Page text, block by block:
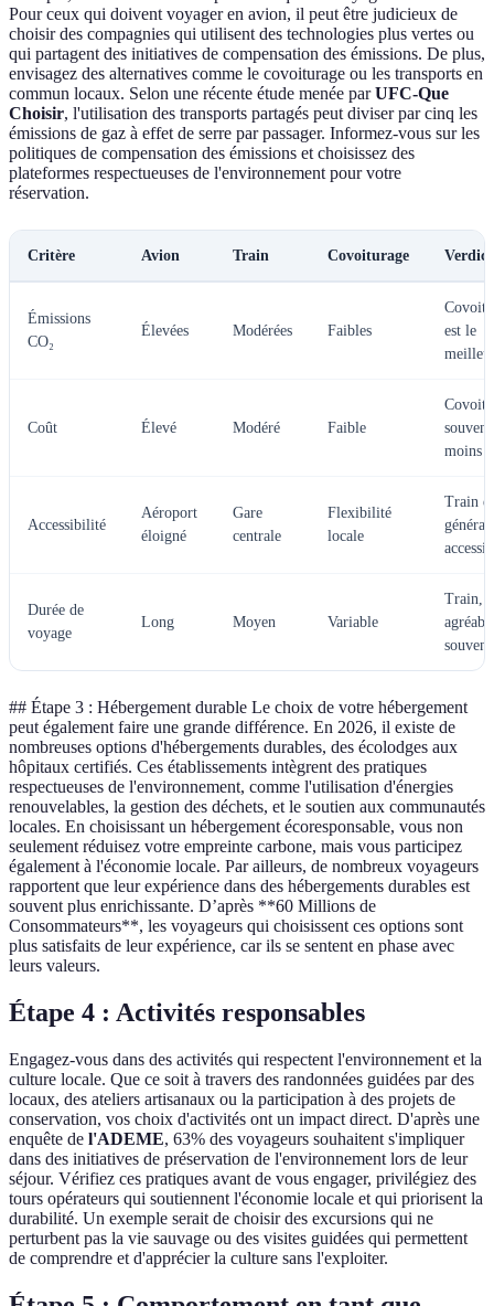
Pour ceux qui doivent voyager en avion, il peut être judicieux de
choisir des compagnies qui utilisent des technologies plus vertes ou
qui partagent des initiatives de compensation des émissions. De plus,
envisagez des alternatives comme le covoiturage ou les transports en
commun locaux. Selon une récente étude menée parUFC-Que
Choisir, l'utilisation des transports partagés peut diviser par cinq les
émissions de gaz à effet de serre par passager. Informez-vous sur les
politiques de compensation des émissions et choisissez des
plateformes respectueuses de l'environnement pour votre
réservation.
Critère Avion Train Covoiturage Verdict
Émissions
CO₂
Élevées Modérées Faibles
est le
Coût Élevé Modéré Faible
souvent
moins
Accessibilité
Aéroport
éloigné
Gare
centrale
Flexibilité
locale
Train
Durée de
voyage
Long Moyen Variable
Train,
souvent
## Étape 3 : Hébergement durable Le choix de votre hébergement
peut également faire une grande différence. En 2026, il existe de
nombreuses options d'hébergements durables, des écolodges aux
hôpitaux certifiés. Ces établissements intègrent des pratiques
respectueuses de l'environnement, comme l'utilisation d'énergies
renouvelables, la gestion des déchets, et le soutien aux communautés
locales. En choisissant un hébergement écoresponsable, vous non
seulement réduisez votre empreinte carbone, mais vous participez
également à l'économie locale. Par ailleurs, de nombreux voyageurs
rapportent que leur expérience dans des hébergements durables est
souvent plus enrichissante. D’après **60 Millions de
Consommateurs**, les voyageurs qui choisissent ces options sont
plus satisfaits de leur expérience, car ils se sentent en phase avec
leurs valeurs.
Étape 4 : Activités responsables
Engagez-vous dans des activités qui respectent l'environnement et la
culture locale. Que ce soit à travers des randonnées guidées par des
locaux, des ateliers artisanaux ou la participation à des projets de
conservation, vos choix d'activités ont un impact direct. D'après une
enquête de l'ADEME, 63% des voyageurs souhaitent s'impliquer
dans des initiatives de préservation de l'environnement lors de leur
séjour. Vérifiez ces pratiques avant de vous engager, privilégiez des
tours opérateurs qui soutiennent l'économie locale et qui priorisent la
durabilité. Un exemple serait de choisir des excursions qui ne
perturbent pas la vie sauvage ou des visites guidées qui permettent
de comprendre et d'apprécier la culture sans l'exploiter.